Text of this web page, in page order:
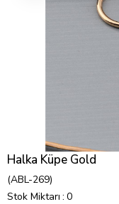
Halka Küpe Gold
(ABL-269)
Stok Miktarı : 0